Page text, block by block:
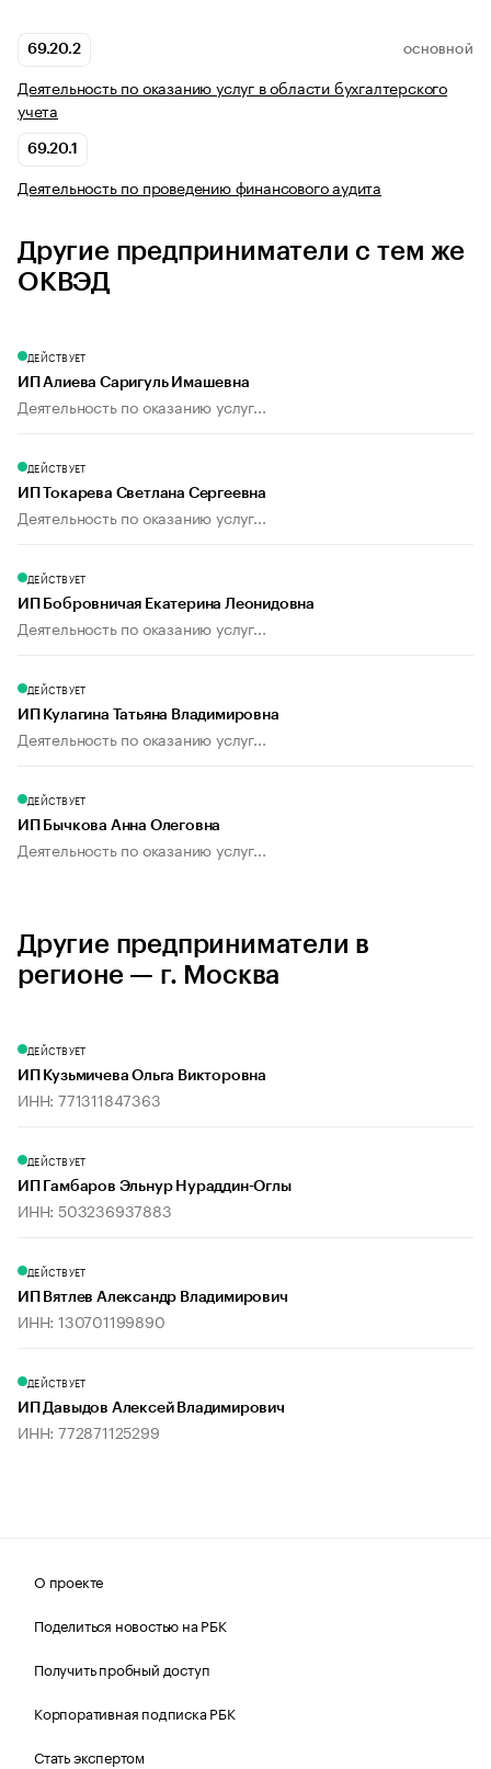
69.20.2 ОСНОВНОЙ
Деятельность по оказанию услуг в области бухгалтерского
учета
69.20.1
Деятельность по проведению финансового аудита
Другие предприниматели с тем же
ОКВЭД
ДЕЙСТВУЕТ
ИП Алиева Саригуль Имашевна
Деятельность по оказанию услуг...
ДЕЙСТВУЕТ
ИП Токарева Светлана Сергеевна
Деятельность по оказанию услуг...
ДЕЙСТВУЕТ
ИП Бобровничая Екатерина Леонидовна
Деятельность по оказанию услуг...
ДЕЙСТВУЕТ
ИП Кулагина Татьяна Владимировна
Деятельность по оказанию услуг...
ДЕЙСТВУЕТ
ИП Бычкова Анна Олеговна
Деятельность по оказанию услуг...
Другие предприниматели в
регионе — г. Москва
ДЕЙСТВУЕТ
ИП Кузьмичева Ольга Викторовна
ИНН: 771311847363
ДЕЙСТВУЕТ
ИП Гамбаров Эльнур Нураддин-Оглы
ИНН: 503236937883
ДЕЙСТВУЕТ
ИП Вятлев Александр Владимирович
ИНН: 130701199890
ДЕЙСТВУЕТ
ИП Давыдов Алексей Владимирович
ИНН: 772871125299
О проекте
Поделиться новостью на РБК
Получить пробный доступ
Корпоративная подписка РБК
Стать экспертом